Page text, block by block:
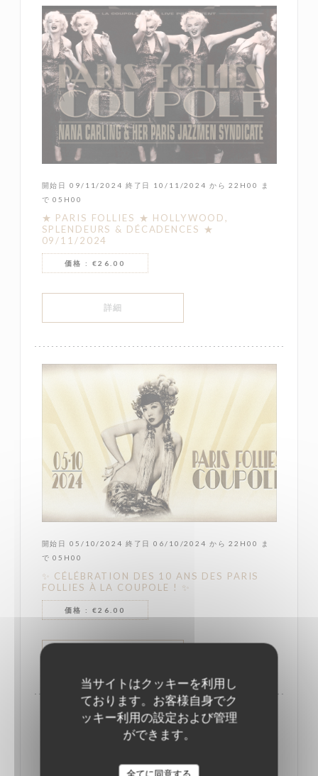
当サイトはクッキーを利用し
ております。お客様自身でク
ッキー利用の設定および管理
ができます。
全てに同意する
開始日 09/11/2024 終了日 10/11/2024 から 22H00 ま
で 05H00
★ PARIS FOLLIES ★ HOLLYWOOD,
SPLENDEURS & DÉCADENCES ★
09/11/2024
価格 : €26.00
詳細
開始日 05/10/2024 終了日 06/10/2024 から 22H00 ま
で 05H00
✨ CÉLÉBRATION DES 10 ANS DES PARIS
FOLLIES À LA COUPOLE ! ✨
価格 : €26.00